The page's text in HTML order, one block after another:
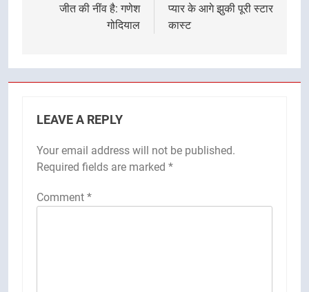
जीत की नींव है: गणेश
गोदियाल
प्यार के आगे झुकी पूरी स्टार
कास्ट
LEAVE A REPLY
Your email address will not be published.
Required fields are marked *
Comment *